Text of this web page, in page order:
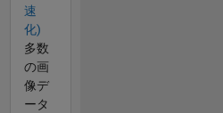
速
化)
多数
の画
像デ
ータ